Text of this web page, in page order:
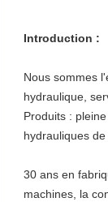
Introduction :
Nous sommes
hydraulique,
Produits :
hydrauliques
30 ans en
machines, la